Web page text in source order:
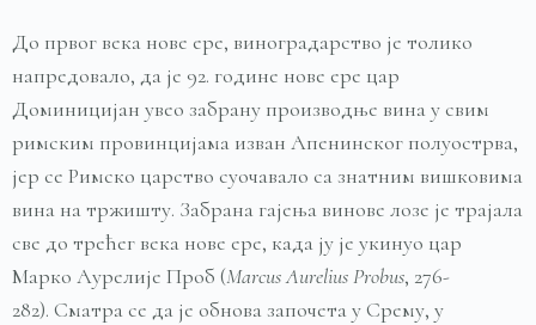
До првог века нове ере, виноградарство је толико
напредовало, да је 92. године нове ере цар
Доминицијан увео забрану производње вина у свим
римским провинцијама изван Апенинског полуострва,
јер се Римско царство суочавало са знатним вишковима
вина на тржишту. Забрана гајења винове лозе је трајала
све до трећег века нове ере, када ју је укинуо цар
Марко Аурелије Проб (MarcusAureliusProbus, 276-
282). Сматра се да је обнова започета у Срему, у